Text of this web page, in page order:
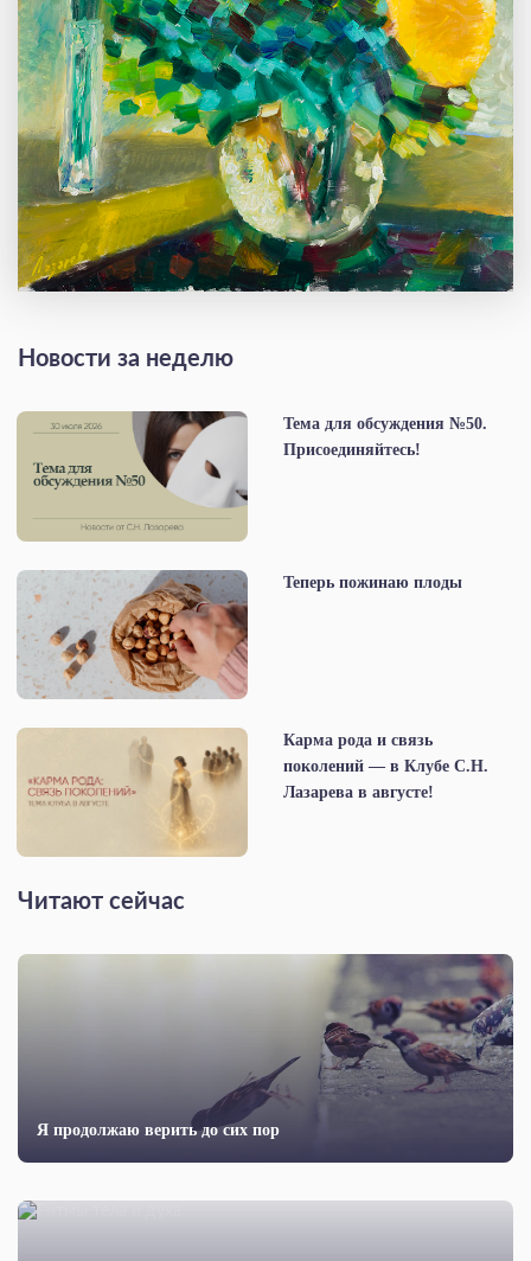
Новости за неделю
Тема для обсуждения №50.
Присоединяйтесь!
Теперь пожинаю плоды
Карма рода и связь
поколений — в Клубе С.Н.
Лазарева в августе!
Читают сейчас
Я продолжаю верить до сих пор